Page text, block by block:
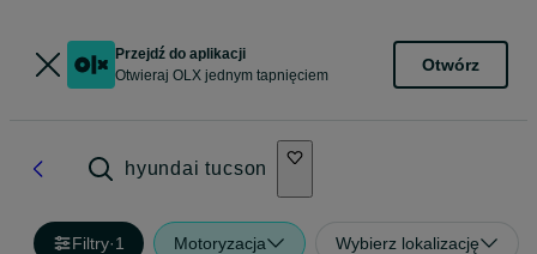
Przejdź do aplikacji
Otwieraj OLX jednym tapnięciem
Otwórz
hyundai tucson
Filtry·1 Motoryzacja Wybierz lokalizację